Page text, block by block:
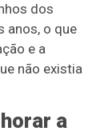
dos
anos, o que
e a
não existia
a